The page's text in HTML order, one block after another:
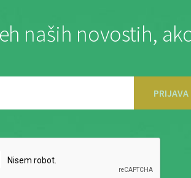
naših novostih,
PRIJAVA